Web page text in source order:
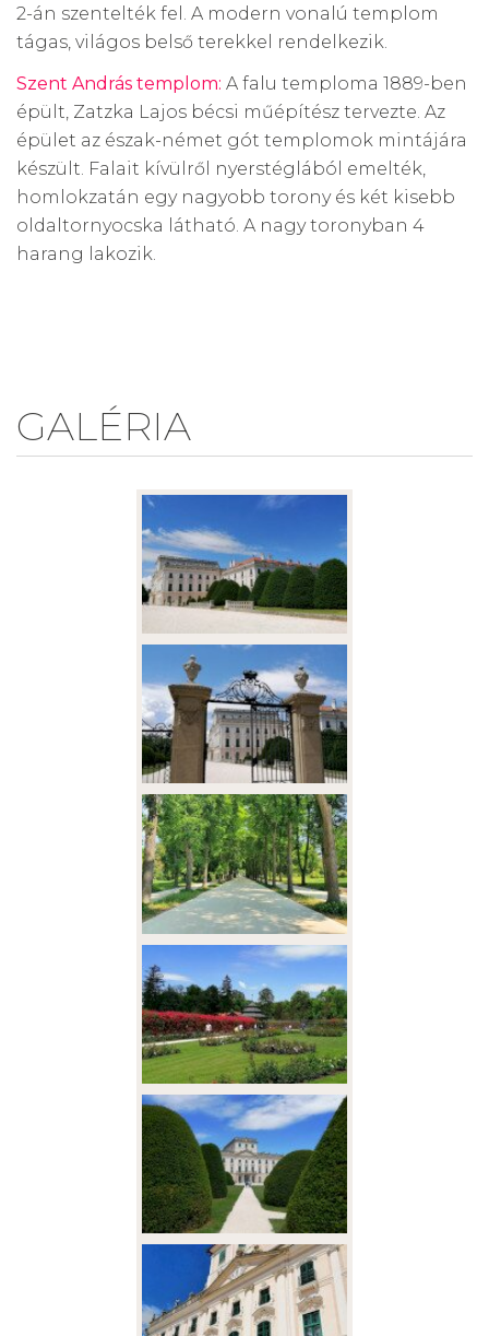
2-án szentelték fel. A modern vonalú templom
tágas, világos belső terekkel rendelkezik.
Szent András templom: A falu temploma 1889-ben
épült, Zatzka Lajos bécsi műépítész tervezte. Az
épület az észak-német gót templomok mintájára
készült. Falait kívülről nyerstéglából emelték,
homlokzatán egy nagyobb torony és két kisebb
oldaltornyocska látható. A nagy toronyban 4
harang lakozik.
GALÉRIA